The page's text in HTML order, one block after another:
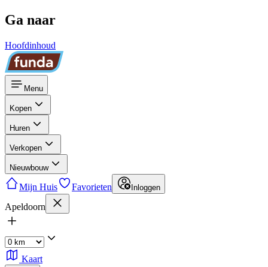
Ga naar
Hoofdinhoud
Menu
Kopen
Huren
Verkopen
Nieuwbouw
Mijn Huis Favorieten Inloggen
Apeldoorn
Kaart